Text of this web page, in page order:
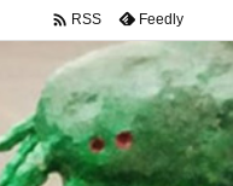
 RSS Feedly